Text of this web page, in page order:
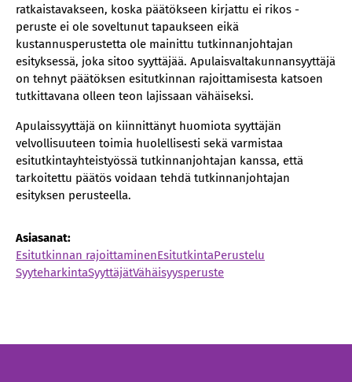
ratkaistavakseen, koska päätökseen kirjattu ei rikos -
peruste ei ole soveltunut tapaukseen eikä
kustannusperustetta ole mainittu tutkinnanjohtajan
esityksessä, joka sitoo syyttäjää. Apulaisvaltakunnansyyttäjä
on tehnyt päätöksen esitutkinnan rajoittamisesta katsoen
tutkittavana olleen teon lajissaan vähäiseksi.
Apulaissyyttäjä on kiinnittänyt huomiota syyttäjän
velvollisuuteen toimia huolellisesti sekä varmistaa
esitutkintayhteistyössä tutkinnanjohtajan kanssa, että
tarkoitettu päätös voidaan tehdä tutkinnanjohtajan
esityksen perusteella.
Asiasanat:
Esitutkinnan rajoittaminenEsitutkintaPerustelu
SyyteharkintaSyyttäjätVähäisyysperuste